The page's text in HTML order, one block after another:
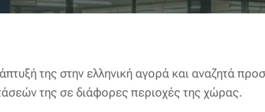
της στην ελληνική αγορά και αναζητά
της σε διάφορες περιοχές της χώρας.